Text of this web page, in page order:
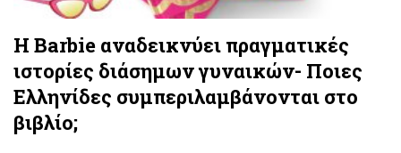
Η Barbie αναδεικνύει πραγματικές
ιστορίες διάσημων γυναικών- Ποιες
Ελληνίδες συμπεριλαμβάνονται στο
βιβλίο;